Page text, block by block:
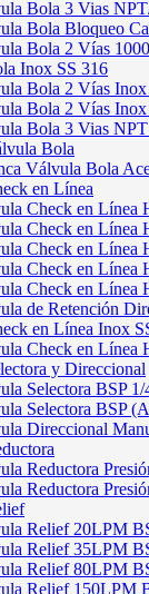
Bola 3 Vias
Bola Bloqueo
Bola 2 Vías
Inox SS 316
Bola 2 Vías
Bola 2 Vías
Bola 3 Vias
Bola
Válvula Bola
en Línea
Check en Línea
Check en Línea
Check en Línea
Check en Línea
Check en Línea
de Retención
en Línea Inox
Check en Línea
y Direccional
Selectora BSP 1/
Selectora BSP
Direccional
Reductora
Reductora
Relief 20LPM
Relief 35LPM
Relief 80LPM
Relief 150LPM